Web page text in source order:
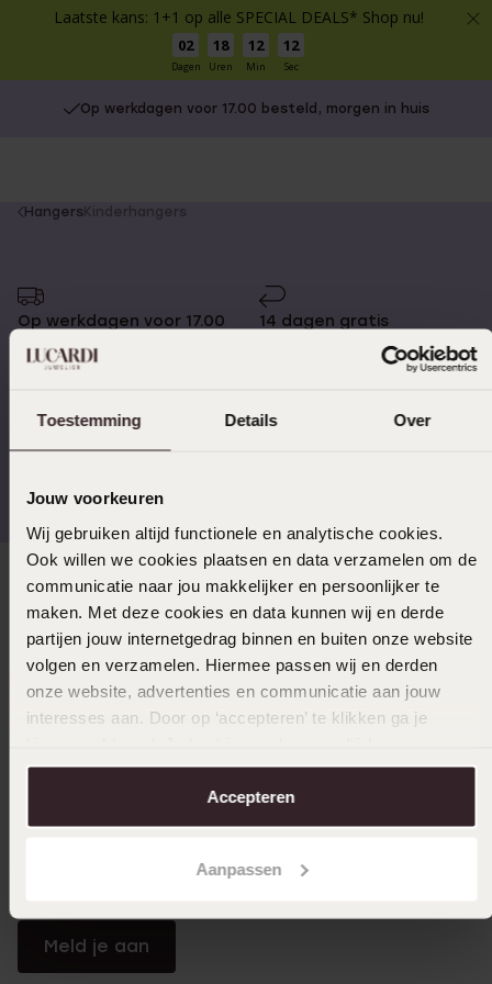
Laatste kans: 1+1 op alle SPECIAL DEALS* Shop nu!
02
Dagen
18
Uren
12
Min
12
Sec
Toestemming Details Over
Jouw voorkeuren
Wij gebruiken altijd functionele en analytische cookies.
Ook willen we cookies plaatsen en data verzamelen om de
communicatie naar jou makkelijker en persoonlijker te
maken. Met deze cookies en data kunnen wij en derde
partijen jouw internetgedrag binnen en buiten onze website
volgen en verzamelen. Hiermee passen wij en derden
onze website, advertenties en communicatie aan jouw
interesses aan. Door op ‘accepteren’ te klikken ga je
aanpassen. Lees er meer over in onscookiebeleid.
Accepteren
Aanpassen
Op werkdagen voor 17.00 besteld, morgen in huis
You
Hangers Kinderhangers
Op werkdagen voor 17.00
besteld, morgen in huis
14 dagen gratis
Direct naar
Over Lucardi
Word member en ontvang altijd minimaal 10% korting
Meld je aan